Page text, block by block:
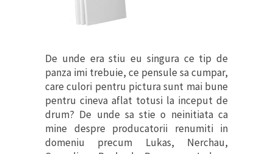
De unde era stiu eu singura ce tip de
panza imi trebuie, ce pensule sa cumpar,
care culori pentru pictura sunt mai bune
pentru cineva aflat totusi la inceput de
drum? De unde sa stie o neinitiata ca
mine despre producatorii renumiti in
domeniu precum Lukas, Nerchau,